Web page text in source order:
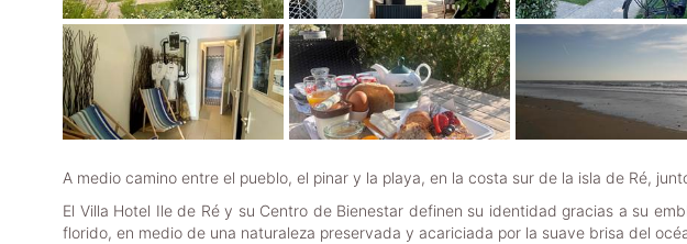
A medio camino entre el pueblo, el pinar y la playa, en la costa sur de la isla de Ré,
El Villa Hotel Ile de Ré y su Centro de Bienestar definen su identidad gracias a su
florido, en medio de una naturaleza preservada y acariciada por la suave brisa del